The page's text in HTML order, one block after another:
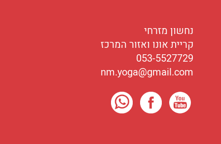
נחשון מזרחי
קריית אונו ואזור המרכז
053-5527729
nm.yoga@gmail.com